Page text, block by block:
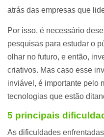
atrás das empresas que
Por isso, é necessário
pesquisas para estudar o
olhar no futuro, e então,
criativos. Mas caso esse
inviável, é importante pelo
tecnologias que estão
5 principais
As dificuldades